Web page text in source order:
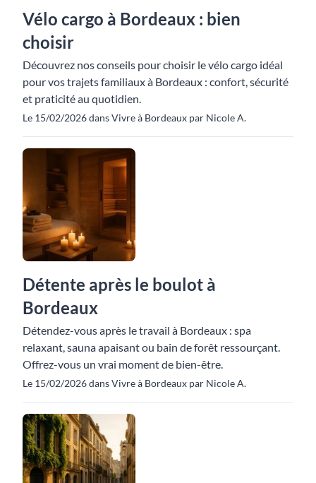
Vélo cargo à Bordeaux : bien
choisir
Découvrez nos conseils pour choisir le vélo cargo idéal
pour vos trajets familiaux à Bordeaux : confort, sécurité
et praticité au quotidien.
Le 15/02/2026 dans Vivre à Bordeaux par Nicole A.
Détente après le boulot à
Bordeaux
Détendez-vous après le travail à Bordeaux : spa
relaxant, sauna apaisant ou bain de forêt ressourçant.
Offrez-vous un vrai moment de bien-être.
Le 15/02/2026 dans Vivre à Bordeaux par Nicole A.